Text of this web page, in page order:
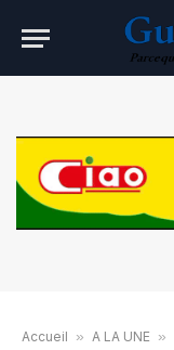
Accueil » A LA UNE »